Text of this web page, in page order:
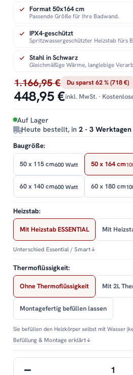
1.166,95 € Du sparst 62 % (718 €)
448,95 €inkl. MwSt. ·
Auf Lager
Heute bestellt, in 2 - 3 Werktagen
Format 50x164 cm
Passende Größe für Ihre Badwand.
IPX4-geschützt
Spritzwassergeschützter Heizstab fürs
Stahl in Schwarz
Gleichmäßige Wärme, langlebige
Baugröße:
50 x 115 cm600 Watt 50 x 164 cm
60 x 140 cm600 Watt 60 x 180 cm
Heizstab:
Mit Heizstab ESSENTIAL Mit
Unterschied Essential / Smart↓
Thermoflüssigkeit:
Ohne Thermoflüssigkeit Mit 2L
Montagefertig befüllen lassen
Sie befüllen den Heizkörper selbst mit Wasser
Befüllung & Montage erklärt↓